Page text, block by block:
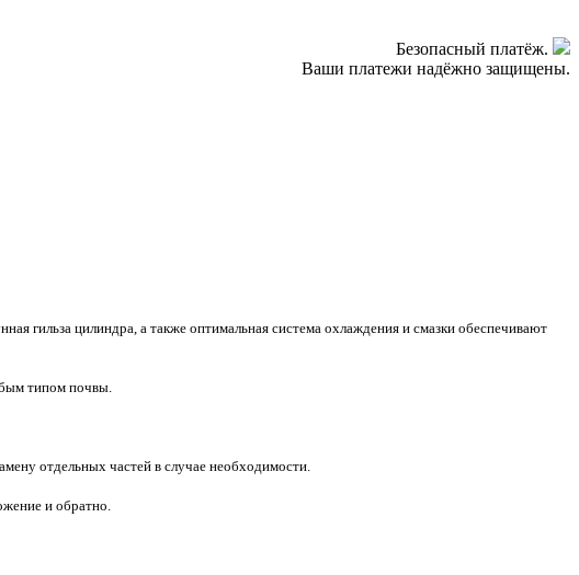
Безопасный платёж.
Ваши платежи надёжно защищены.
гильза цилиндра, а также оптимальная система охлаждения и смазки обеспечивают
типом почвы.
отдельных частей в случае необходимости.
и обратно.